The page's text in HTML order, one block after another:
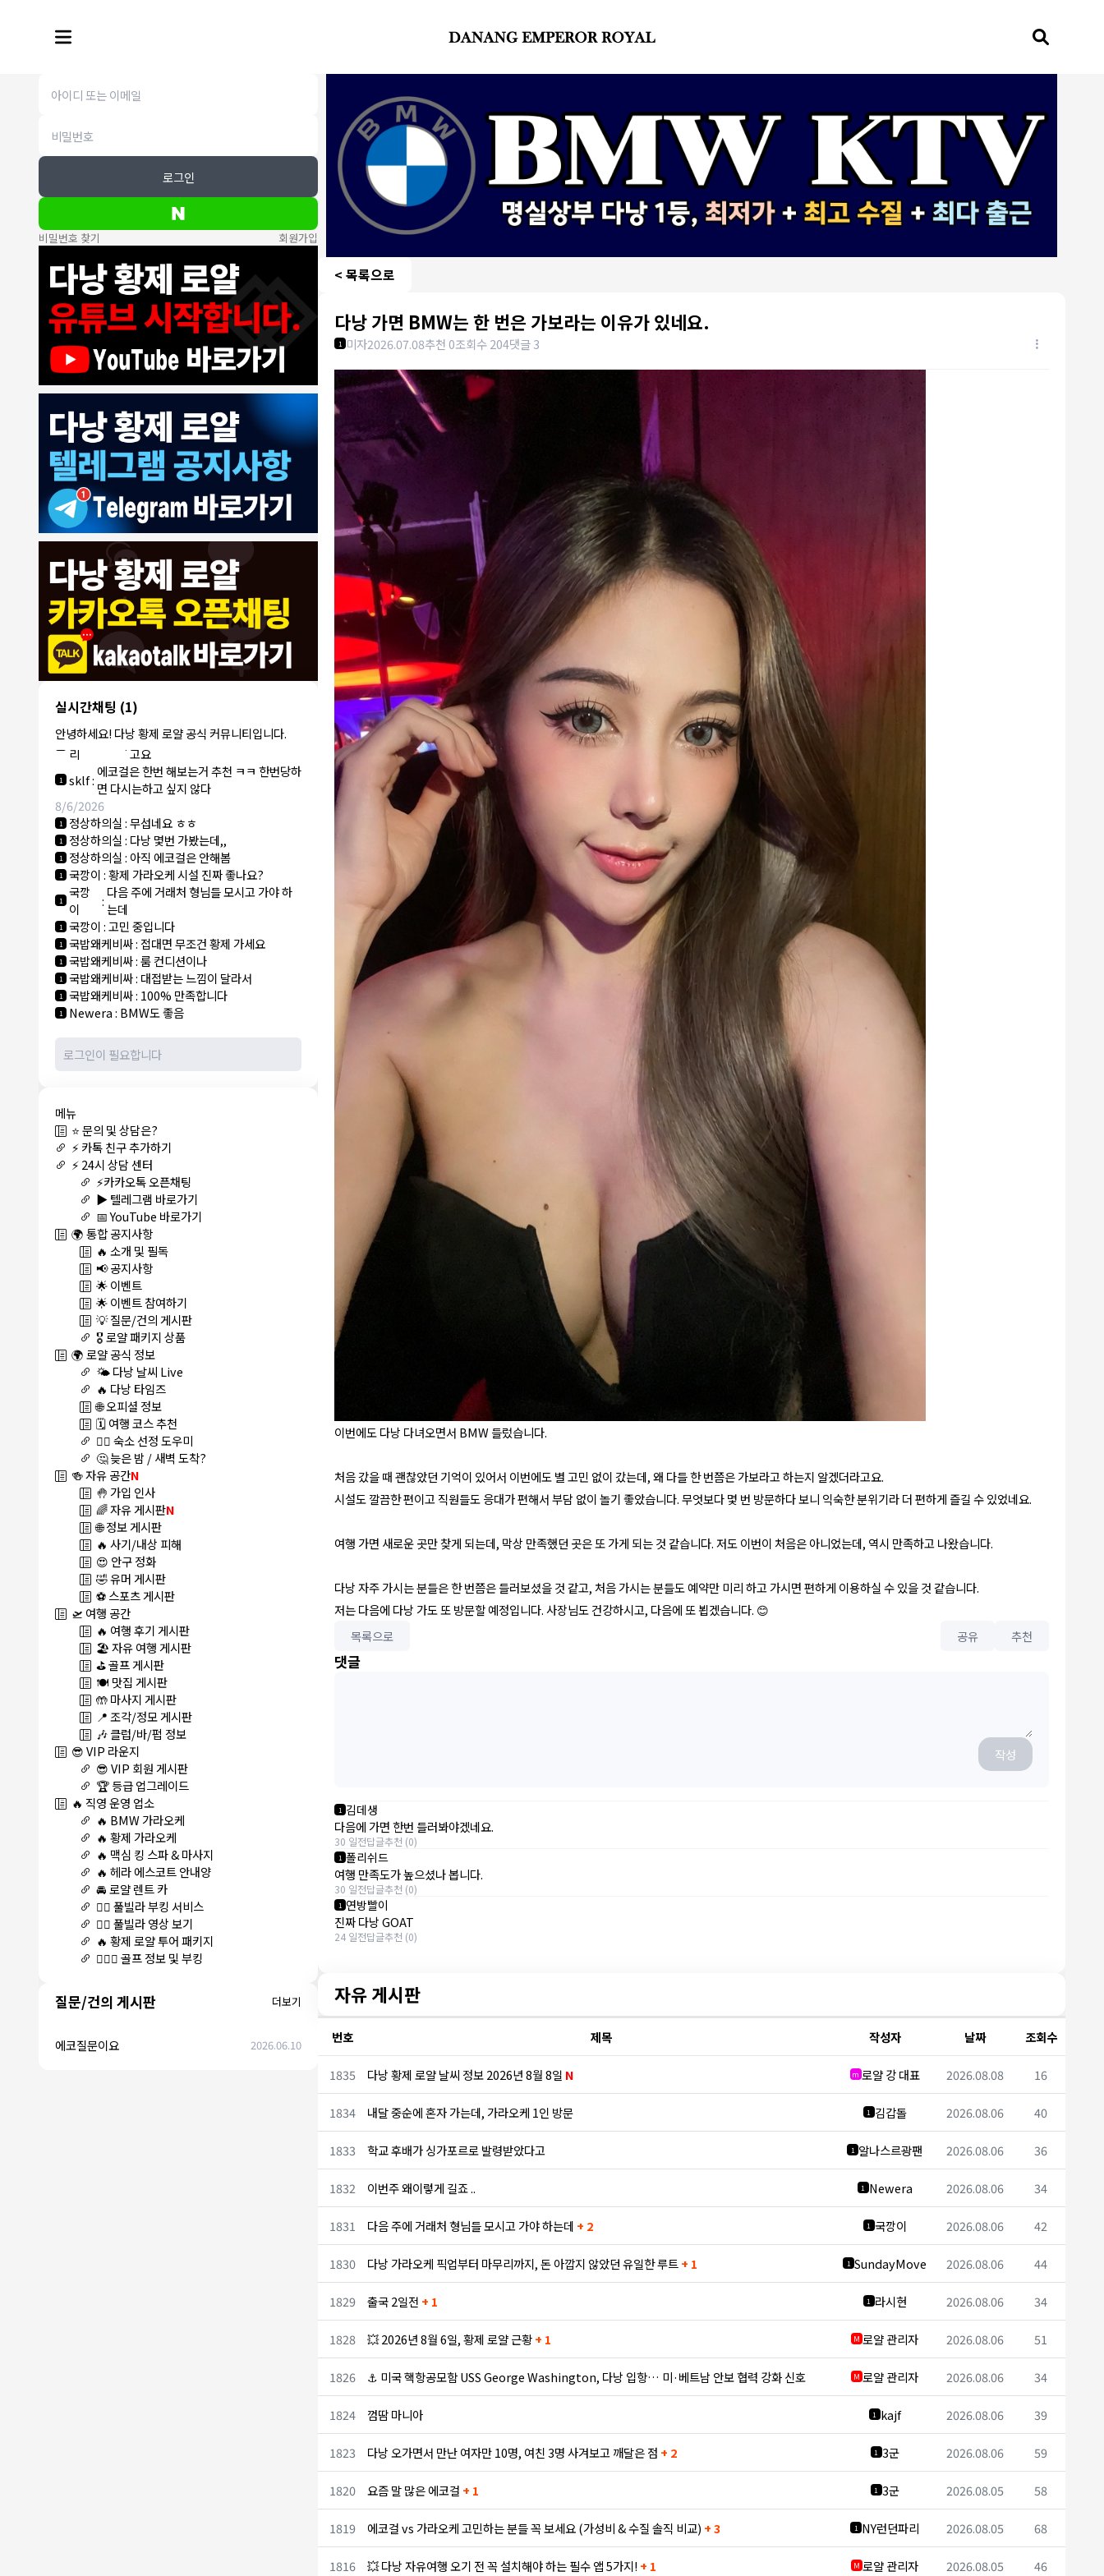
로그인
비밀번호 찾기 회원가입
실시간채팅 (1)
안녕하세요! 다낭 황제 로얄 공식 커뮤니티입니다.
8/4/2026
1 모기한테물림:여기도 문의해보면 바로 알려줌
1 모기한테물림 정찰가보다 쌀수 없음
1 결혼안해:ㄹㅇ 팩트 ㅋㅋㅋㅋ
1 결혼안해:ㄹㅇ 팩트 ㅋㅋㅋㅋ
8/5/2026
1
NY런던파
리
:다낭 에코걸 여기서 예약 가능한가
요?
1 3군:에코걸 좀 조심 하는게 좋음
NY런던파리 :저도 많이 들었습니다 ㅋㅋ
NY런던파
리
:에코걸 하는 놈들 있으면 다 조지려
고요
1 sklf: 에코걸은 한번 해보는거 추천 ㅋㅋ 한번당하
면 다시는하고 싶지 않다
8/6/2026
1 정상하의실:무섭네요 ㅎㅎ
1 정상하의실: 다낭 몇번 가봤는데,,
1 정상하의실: 아직 에코걸은 안해봄
1 국깡이:황제 가라오케 시설 진짜 좋나요?
1
국깡
이
: 다음 주에 거래처 형님들 모시고 가야 하
는데
1 국깡이:고민 중입니다
1 국밥왜케비싸: 접대면 무조건 황제 가세요
1 국밥왜케비싸:룸 컨디션이나
1 국밥왜케비싸: 대접받는 느낌이 달라서
1 국밥왜케비싸: 100% 만족합니다
1 Newera: BMW도 좋음
메뉴
⭐ 문의 및 상담은?
⚡ 카톡 친구 추가하기
⚡ 24시 상담 센터
⚡카카오톡 오픈채팅
▶️ 텔레그램 바로가기
📅 YouTube 바로가기
🌍 통합 공지사항
🔥 소개 및 필독
📢 공지사항
🌟 이벤트
🌟 이벤트 참여하기
💡 질문/건의 게시판
🎖️ 로얄 패키지 상품
🌍 로얄 공식 정보
🌤️ 다낭 날씨 Live
🔥 다낭 타임즈
🌐 오피셜 정보
🗓️ 여행 코스 추천
🏊‍♀️ 숙소 선정 도우미
🤔 늦은 밤 / 새벽 도착?
🍻 자유 공간N
🤚 가입 인사
🌈 자유 게시판N
🌐 정보 게시판
🔥 사기/내상 피해
😍 안구 정화
🤣 유머 게시판
⚽ 스포츠 게시판
🛫 여행 공간
🔥 여행 후기 게시판
🏖️ 자유 여행 게시판
⛳ 골프 게시판
🍽️ 맛집 게시판
🤲 마사지 게시판
📍 조각/정모 게시판
🎶 클럽/바/펍 정보
😎 VIP 라운지
😎 VIP 회원 게시판
🏆 등급 업그레이드
🔥 직영 운영 업소
🔥 BMW 가라오케
🔥 황제 가라오케
🔥 맥심 킹 스파 & 마사지
🔥 헤라 에스코트 안내양
🚘 로얄 렌트 카
🏊‍♀️ 풀빌라 부킹 서비스
🏊‍♀️ 풀빌라 영상 보기
🔥 황제 로얄 투어 패키지
🏌🏻‍♂️ 골프 정보 및 부킹
질문/건의 게시판 더보기
에코질문이요 2026.06.10
< 목록으로
다낭 가면 BMW는 한 번은 가보라는 이유가 있네요.
1 미자2026.07.08추천 0조회수 204댓글 3
이번에도 다낭 다녀오면서 BMW 들렀습니다.
처음 갔을 때 괜찮았던 기억이 있어서 이번에도 별 고민 없이 갔는데, 왜 다들 한 번쯤은 가보라고 하는지 알겠더라고요.
시설도 깔끔한 편이고 직원들도 응대가 편해서 부담 없이 놀기 좋았습니다. 무엇보다 몇 번 방문하다 보니 익숙한 분위기라 더 편하게 즐길 수 있었네요.
여행 가면 새로운 곳만 찾게 되는데, 막상 만족했던 곳은 또 가게 되는 것 같습니다. 저도 이번이 처음은 아니었는데, 역시 만족하고 나왔습니다.
다낭 자주 가시는 분들은 한 번쯤은 들러보셨을 것 같고, 처음 가시는 분들도 예약만 미리 하고 가시면 편하게 이용하실 수 있을 것 같습니다.
저는 다음에 다낭 가도 또 방문할 예정입니다. 사장님도 건강하시고, 다음에 또 뵙겠습니다. 😊
목록으로
공유 추천
댓글
작성
1 김데생
다음에 가면 한번 들러봐야겠네요.
30 일전답글추천 (0)
1 폴리쉬드
여행 만족도가 높으셨나 봅니다.
30 일전답글추천 (0)
1 연방빨이
진짜 다낭 GOAT
24 일전답글추천 (0)
자유 게시판
번호 제목 작성자 날짜 조회수
1835 다낭 황제 로얄 날씨 정보 2026년 8월 8일 N m 로얄 강 대표 2026.08.08 16
1834 내달 중순에 혼자 가는데, 가라오케 1인 방문 1 김갑돌 2026.08.06 40
1833 학교 후배가 싱가포르로 발령받았다고 1 알나스르광팬 2026.08.06 36
1832 이번주 왜이렇게 길죠 .. 1 Newera 2026.08.06 34
1831 다음 주에 거래처 형님들 모시고 가야 하는데 + 2 1 국깡이 2026.08.06 42
1830 다낭 가라오케 픽업부터 마무리까지, 돈 아깝지 않았던 유일한 루트+ 1 1 SundayMove 2026.08.06 44
1829 출국 2일전 + 1 1 라시현 2026.08.06 34
1828 💥 2026년 8월 6일, 황제 로얄 근황+ 1 M 로얄 관리자 2026.08.06 51
1826 ⚓ 미국 핵항공모함 USS George Washington, 다낭 입항… 미·베트남 안보 협력 강화 신호 M 로얄 관리자 2026.08.06 34
1824 껌땀 마니아 1 kajf 2026.08.06 39
1823 다낭 오가면서 만난 여자만 10명, 여친 3명 사겨보고 깨달은 점 + 2 1 3군 2026.08.06 59
1820 요즘 말 많은 에코걸 + 1 1 3군 2026.08.05 58
1819 에코걸 vs 가라오케 고민하는 분들 꼭 보세요 (가성비 & 수질 솔직 비교) + 3 1 NY런던파리 2026.08.05 68
1816 💥 다낭 자유여행 오기 전 꼭 설치해야 하는 필수 앱 5가지! + 1 M 로얄 관리자 2026.08.05 46